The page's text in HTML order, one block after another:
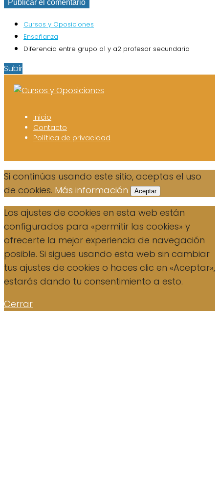
Cursos y Oposiciones
Enseñanza
Diferencia entre grupo a1 y a2 profesor secundaria
Subir
Inicio
Contacto
Política de privacidad
Si continúas usando este sitio, aceptas el uso
de cookies. Más información Aceptar
Los ajustes de cookies en esta web están
configurados para «permitir las cookies» y
ofrecerte la mejor experiencia de navegación
posible. Si sigues usando esta web sin cambiar
tus ajustes de cookies o haces clic en «Aceptar»,
estarás dando tu consentimiento a esto.
Cerrar